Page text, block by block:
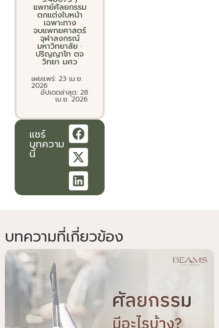
แพทย์ศัลยกรรม
ตกแต่งใบหน้า
เฉพาะทาง
จบแพทยศาสตร์
จุฬาลงกรณ์
มหาวิทยาลัย ·
ปริญญาโท ตจ
วิทยา มศว
เผยแพร่: 23 เม.ย.
2026
อัปเดตล่าสุด: 28
เม.ย. 2026
แชร์
บทความ
นี้
บทความที่เกี่ยวข้อง